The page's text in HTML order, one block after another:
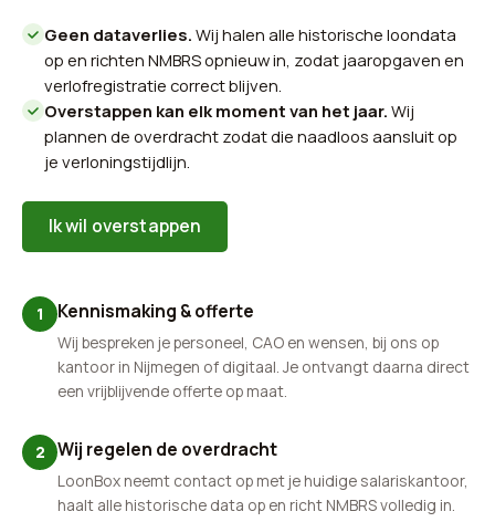
Geen dataverlies. Wij halen alle historische loondata
op en richten NMBRS opnieuw in, zodat jaaropgaven en
verlofregistratie correct blijven.
Overstappen kan elk moment van het jaar. Wij
plannen de overdracht zodat die naadloos aansluit op
je verloningstijdlijn.
Ik wil overstappen
1 Kennismaking & offerte
Wij bespreken je personeel, CAO en wensen, bij ons op
kantoor in Nijmegen of digitaal. Je ontvangt daarna direct
een vrijblijvende offerte op maat.
2 Wij regelen de overdracht
LoonBox neemt contact op met je huidige salariskantoor,
haalt alle historische data op en richt NMBRS volledig in.